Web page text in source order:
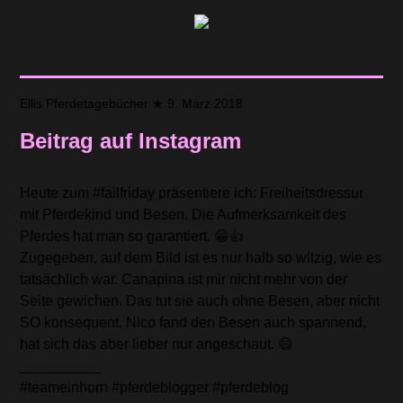
Ellis Pferdetagebücher ★ 9. März 2018
Beitrag auf Instagram
Heute zum #failfriday präsentiere ich: Freiheitsdressur
mit Pferdekind und Besen. Die Aufmerksamkeit des
Pferdes hat man so garantiert. 😁👍
Zugegeben, auf dem Bild ist es nur halb so witzig, wie es
tatsächlich war. Canapina ist mir nicht mehr von der
Seite gewichen. Das tut sie auch ohne Besen, aber nicht
SO konsequent. Nico fand den Besen auch spannend,
hat sich das aber lieber nur angeschaut. 😄
#teameinhorn #pferdeblogger #pferdeblog